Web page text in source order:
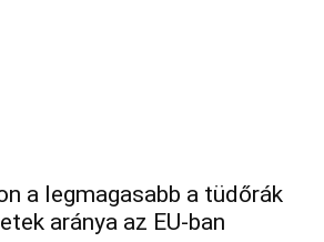
a legmagasabb a tüdőrák
aránya az EU-ban